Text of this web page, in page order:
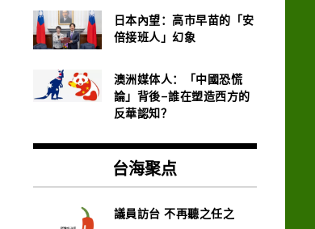
日本內望：高市早苗的「安
倍接班人」幻象
澳洲媒体人：「中國恐慌
論」背後–誰在塑造西方的
反華認知？
台海聚点
議員訪台 不再聽之任之